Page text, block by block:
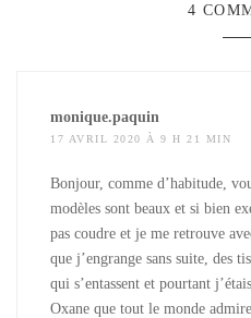
4
monique.paquin
17 AVRIL 2020 À 9 H 21 MIN
Bonjour, comme d’habitude,
modèles sont beaux et si bien
pas coudre et je me retrouve
que j’engrange sans suite, des
qui s’entassent et pourtant
Oxane que tout le monde